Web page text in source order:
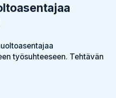
työsuhteeseen. Tehtävän